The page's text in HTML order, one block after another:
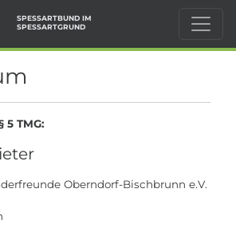
SPESSARTBUND IM
SPESSARTGRUND
5 TMG:
Oberndorf-Bischbrunn e.V.